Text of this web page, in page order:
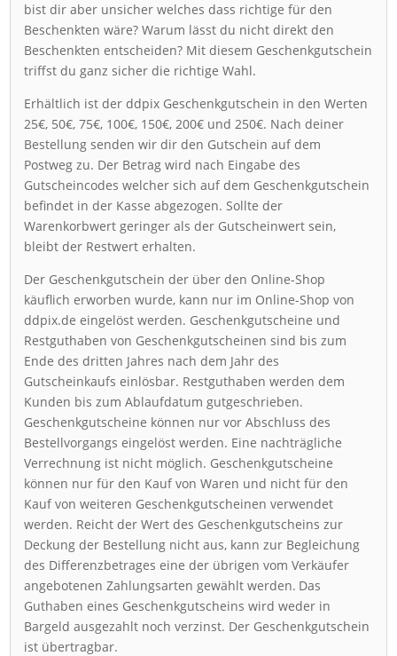
bist dir aber unsicher welches dass richtige für den
Beschenkten wäre? Warum lässt du nicht direkt den
Beschenkten entscheiden? Mit diesem Geschenkgutschein
triffst du ganz sicher die richtige Wahl.
Erhältlich ist der ddpix Geschenkgutschein in den Werten
25€, 50€, 75€, 100€, 150€, 200€ und 250€. Nach deiner
Bestellung senden wir dir den Gutschein auf dem
Postweg zu. Der Betrag wird nach Eingabe des
Gutscheincodes welcher sich auf dem Geschenkgutschein
befindet in der Kasse abgezogen. Sollte der
Warenkorbwert geringer als der Gutscheinwert sein,
bleibt der Restwert erhalten.
Der Geschenkgutschein der über den Online-Shop
käuflich erworben wurde, kann nur im Online-Shop von
ddpix.de eingelöst werden. Geschenkgutscheine und
Restguthaben von Geschenkgutscheinen sind bis zum
Ende des dritten Jahres nach dem Jahr des
Gutscheinkaufs einlösbar. Restguthaben werden dem
Kunden bis zum Ablaufdatum gutgeschrieben.
Geschenkgutscheine können nur vor Abschluss des
Bestellvorgangs eingelöst werden. Eine nachträgliche
Verrechnung ist nicht möglich. Geschenkgutscheine
können nur für den Kauf von Waren und nicht für den
Kauf von weiteren Geschenkgutscheinen verwendet
werden. Reicht der Wert des Geschenkgutscheins zur
Deckung der Bestellung nicht aus, kann zur Begleichung
des Differenzbetrages eine der übrigen vom Verkäufer
angebotenen Zahlungsarten gewählt werden. Das
Guthaben eines Geschenkgutscheins wird weder in
Bargeld ausgezahlt noch verzinst. Der Geschenkgutschein
ist übertragbar.